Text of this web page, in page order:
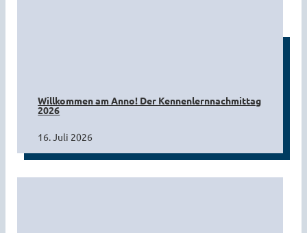
Willkommen am Anno! Der Kennenlernnachmittag
2026
16. Juli 2026